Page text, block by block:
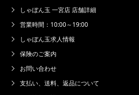
しゃぼん玉 一宮店 店舗詳細
営業時間：10:00～19:00
しゃぼん玉求人情報
保険のご案内
お問い合わせ
支払い、送料、返品について